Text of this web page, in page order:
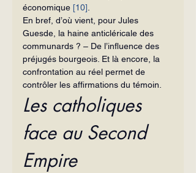
économique [10]
En bref, d’où vient, pour Jules
Guesde, la haine anticléricale des
communards ? – De l’influence des
préjugés bourgeois. Et là encore, la
confrontation au réel permet de
contrôler les affirmations du témoin.
Les catholiques
face au Second
Empire